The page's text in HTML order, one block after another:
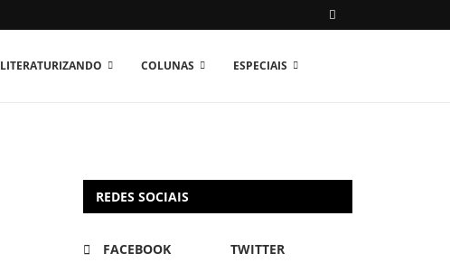
LITERATURIZANDO COLUNAS ESPECIAIS
REDES SOCIAIS
FACEBOOK
TWITTER